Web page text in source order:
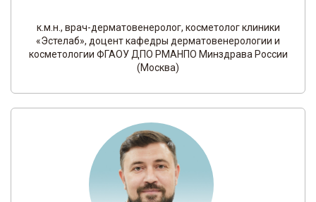
к.м.н., врач-дерматовенеролог, косметолог клиники
«Эстелаб», доцент кафедры дерматовенерологии и
косметологии ФГАОУ ДПО РМАНПО Минздрава России
(Москва)